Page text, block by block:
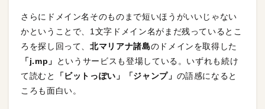
さらにドメイン名そのものまで短いほうがいいじゃない
かということで、1文字ドメイン名がまだ残っているとこ
ろを探し回って、北マリアナ諸島のドメインを取得した
「j.mp 」
というサービスも登場している。いずれも続け
て読むと
「ビットっぽい」「ジャンプ」 の語感になると
ころも面白い。